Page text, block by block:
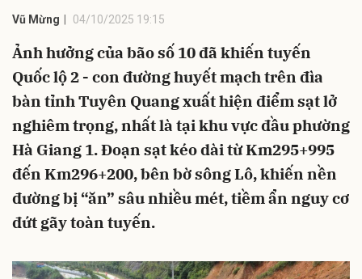
Vũ Mừng 04/10/2025 19:15
Ảnh hưởng của bão số 10 đã khiến tuyến
Quốc lộ 2 - con đường huyết mạch trên đìa
bàn tỉnh Tuyên Quang xuất hiện điểm sạt lở
nghiêm trọng, nhất là tại khu vực đầu phường
Hà Giang 1. Đoạn sạt kéo dài từ Km295+995
đến Km296+200, bên bờ sông Lô, khiến nền
đường bị “ăn” sâu nhiều mét, tiềm ẩn nguy cơ
đứt gãy toàn tuyến.